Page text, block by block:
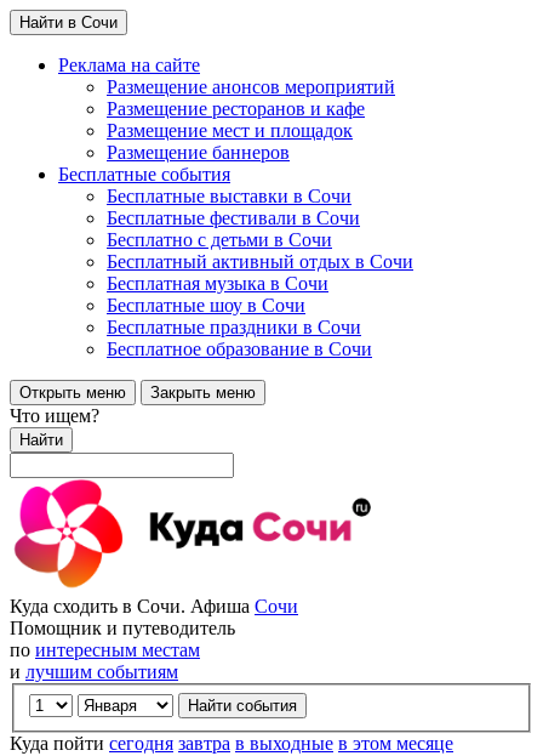
Найти в Сочи
Реклама на сайте
Размещение анонсов мероприятий
Размещение ресторанов и кафе
Размещение мест и площадок
Размещение баннеров
Бесплатные события
Бесплатные выставки в Сочи
Бесплатные фестивали в Сочи
Бесплатно с детьми в Сочи
Бесплатный активный отдых в Сочи
Бесплатная музыка в Сочи
Бесплатные шоу в Сочи
Бесплатные праздники в Сочи
Бесплатное образование в Сочи
Открыть меню Закрыть меню
Что ищем?
Найти
Куда сходить в Сочи. Афиша Сочи
Помощник и путеводитель
по интересным местам
и лучшим событиям
Куда пойти сегодня завтра в выходные в этом месяце